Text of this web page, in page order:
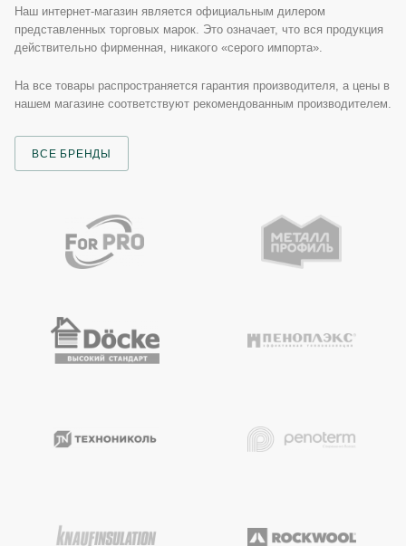
Наш интернет-магазин является официальным дилером
представленных торговых марок. Это означает, что вся продукция
действительно фирменная, никакого «серого импорта».
На все товары распространяется гарантия производителя, а цены в
нашем магазине соответствуют рекомендованным производителем.
ВСЕ БРЕНДЫ